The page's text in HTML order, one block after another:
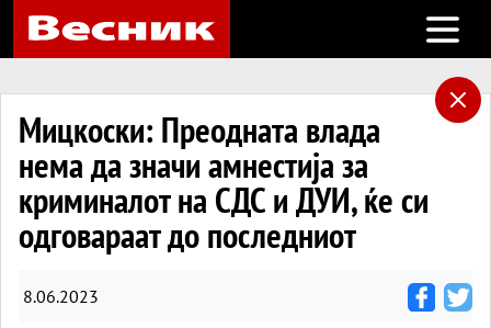
Open
Мицкоски: Преодната влада
нема да значи амнестија за
криминалот на СДС и ДУИ, ќе си
одговараат до последниот
8.06.2023